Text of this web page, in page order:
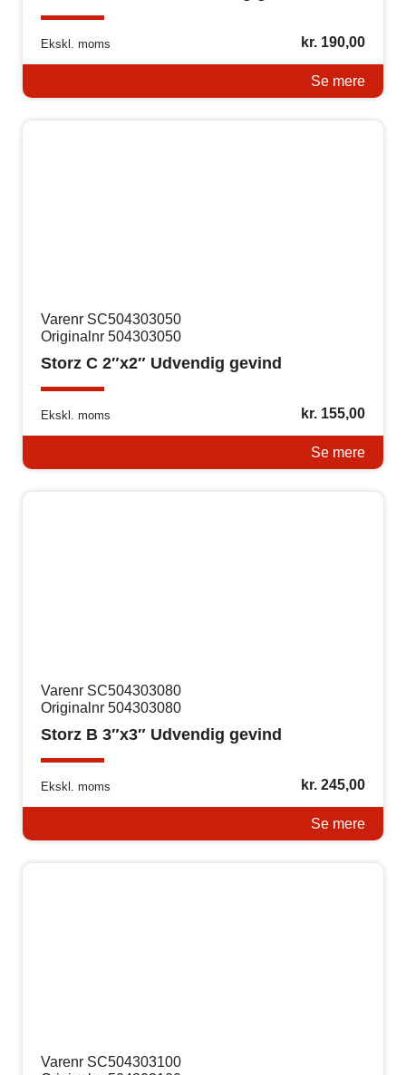
Ekskl. moms kr.190,00
Se mere
Varenr SC504303050
Originalnr 504303050
Storz C 2″x2″ Udvendig gevind
Ekskl. moms kr.155,00
Se mere
Varenr SC504303080
Originalnr 504303080
Storz B 3″x3″ Udvendig gevind
Ekskl. moms kr.245,00
Se mere
Varenr SC504303100